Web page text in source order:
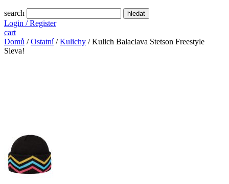
search
Login / Register
cart
Domů /Ostatní/Kulichy / Kulich Balaclava Stetson Freestyle
Sleva!